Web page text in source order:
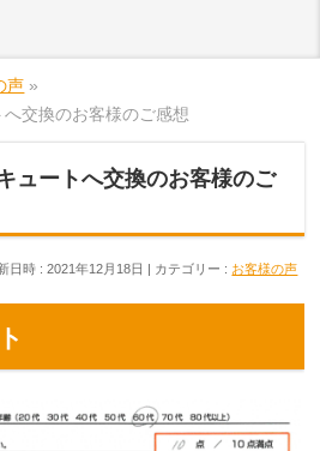
声 »
交換のお客様のご感想
ートへ交換のお客様のご
日時 : 2021年12月18日 カテゴリー : お客様の声